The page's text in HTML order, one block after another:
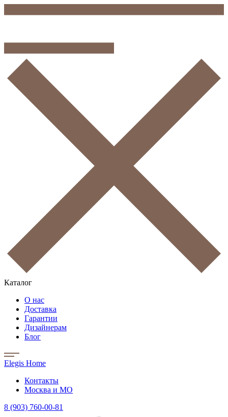
Каталог
О нас
Доставка
Гарантии
Дизайнерам
Блог
Elegis Home
Контакты
Москва и МО
8 (903) 760-00-81